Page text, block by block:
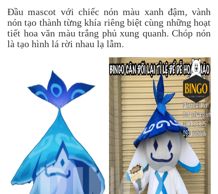
Đầu mascot với chiếc nón màu xanh đậm, vành
nón tạo thành từng khía riêng biệt cùng những hoạt
tiết hoa văn màu trắng phủ xung quanh. Chóp nón
là tạo hình lá rời nhau lạ lẫm.